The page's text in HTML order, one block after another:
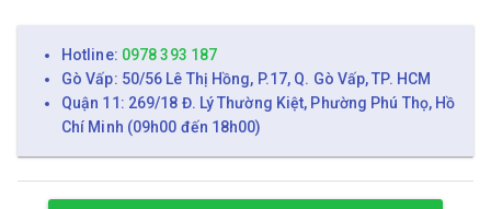
Hotline: 0978 393 187
Gò Vấp: 50/56 Lê Thị Hồng, P.17, Q. Gò Vấp, TP. HCM
Quận 11: 269/18 Đ. Lý Thường Kiệt, Phường Phú Thọ, Hồ
Chí Minh (09h00 đến 18h00)